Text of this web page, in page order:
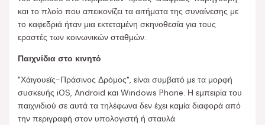
και το πλοίο που απεικονίζει τα αιτήματα της συναίνεσης με
το καφεδριά ήταν μια εκτεταμένη σκηνοθεσία για τους
εραστές των κοινωνικών σταθμών.
Παιχνίδια στο κινητό
"Χάιγουεϊς-Πράσινος Δρόμος", είναι συμβατό με τα μορφή
συσκευής iOS, Android και Windows Phone. Η εμπειρία του
παιχνιδιού σε αυτά τα τηλέφωνα δεν έχει καμία διαφορά από
την περιγραφή στον υπολογιστή ή σταυλά.